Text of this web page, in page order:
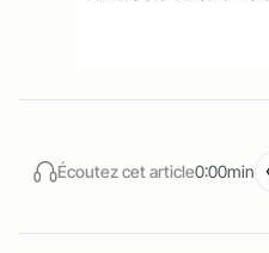
Écoutez cet article0:00min